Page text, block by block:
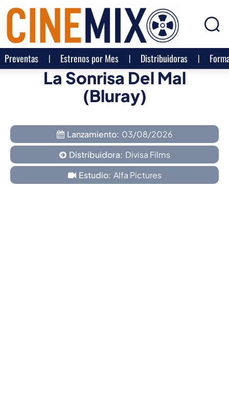
Preventas Estrenos por Mes Distribuidoras
La Sonrisa Del Mal
(Bluray)
Lanzamiento: 03/08/2026
Distribuidora: Divisa Films
Estudio: Alfa Pictures